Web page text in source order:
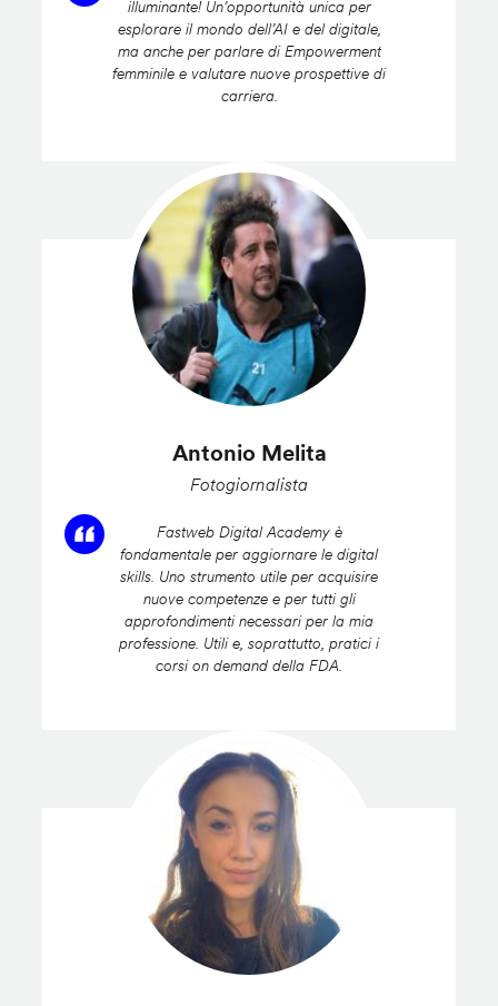
illuminante! Un’opportunità unica per
esplorare il mondo dell’AI e del digitale,
ma anche per parlare di Empowerment
femminile e valutare nuove prospettive di
carriera.
Antonio Melita
Fotogiornalista
Fastweb Digital Academy è
fondamentale per aggiornare le digital
skills. Uno strumento utile per acquisire
nuove competenze e per tutti gli
approfondimenti necessari per la mia
professione. Utili e, soprattutto, pratici i
corsi on demand della FDA.